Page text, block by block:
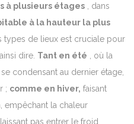
à plusieurs étages , dans
à la hauteur la plus
types de lieux est cruciale pour
dire. Tant en été , où la
condensant au dernier étage,
; comme en hiver, faisant
empêchant la chaleur
pas entrer le froid